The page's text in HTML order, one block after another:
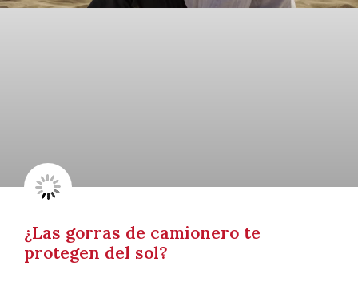
¿Las gorras de camionero te
protegen del sol?